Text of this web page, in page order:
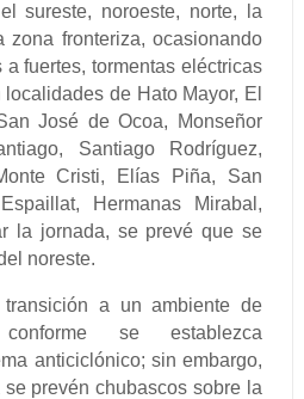
sureste, noroeste, norte, la
fronteriza, ocasionando
fuertes, tormentas eléctricas
de Hato Mayor, El
José de Ocoa, Monseñor
Santiago Rodríguez,
Cristi, Elías Piña, San
Hermanas Mirabal,
la jornada, se prevé que se
noreste.
a un ambiente de
se establezca
anticiclónico; sin embargo,
prevén chubascos sobre la